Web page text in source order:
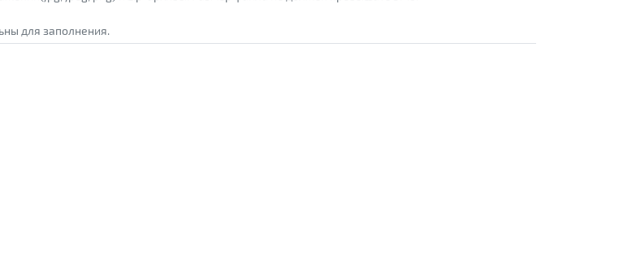
для заполнения.